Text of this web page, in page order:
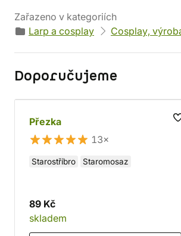
Zařazeno v kategoriích
Larp a cosplay
Cosplay,
Doporučujeme
Přezka
13×
Starostříbro Staromosaz
89 Kč
skladem